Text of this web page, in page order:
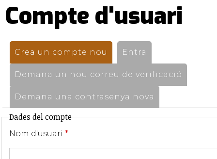
Compte d'usuari
Pestanyes
primàries
Crea un compte nou (pestanya activa)
Entra
Demana un nou correu de verificació
Demana una contrasenya nova
Dades del compte
Nom d'usuari *